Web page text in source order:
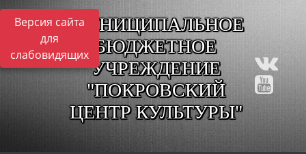
Версия сайта
для
слабовидящих
МУНИЦИПАЛЬНОЕ
БЮДЖЕТНОЕ
УЧРЕЖДЕНИЕ
"ПОКРОВСКИЙ
ЦЕНТР КУЛЬТУРЫ"